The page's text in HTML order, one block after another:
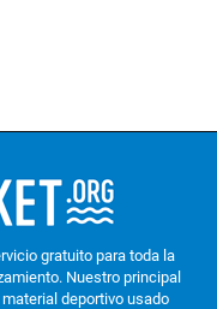
gratuito para toda la
Nuestro principal
deportivo usado